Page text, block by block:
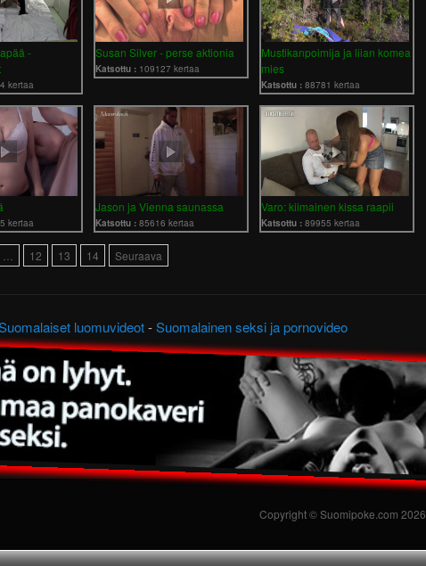
-
kertaa
Susan Silver - perse aktionia
Katsottu : 109127 kertaa
Mustikanpoimija ja liian komea
mies
Katsottu :88781 kertaa
kertaa
Jason ja Vienna saunassa
Katsottu :85616 kertaa
Varo: kiimainen kissa raapii
Katsottu :89955 kertaa
12 13 14 Seuraava
luomuvideot-Suomalainen seksi ja pornovideo
Copyright © Suomipoke.com 2026